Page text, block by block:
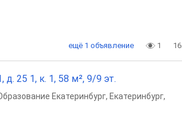
1
ещё 1 объявление
д. 25 1, к. 1, 58 м², 9/9 эт.
Екатеринбург, Екатеринбург,